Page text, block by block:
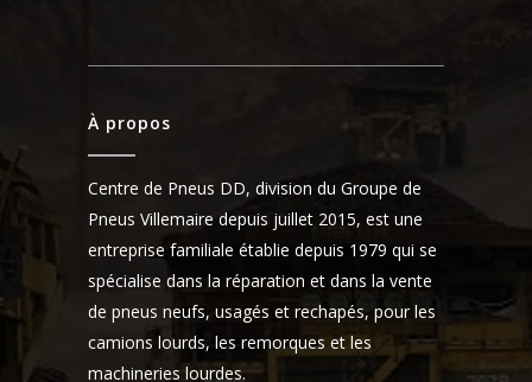
À propos
Centre de Pneus DD, division du Groupe de
Pneus Villemaire depuis juillet 2015, est une
entreprise familiale établie depuis 1979 qui se
spécialise dans la réparation et dans la vente
de pneus neufs, usagés et rechapés, pour les
camions lourds, les remorques et les
machineries lourdes.